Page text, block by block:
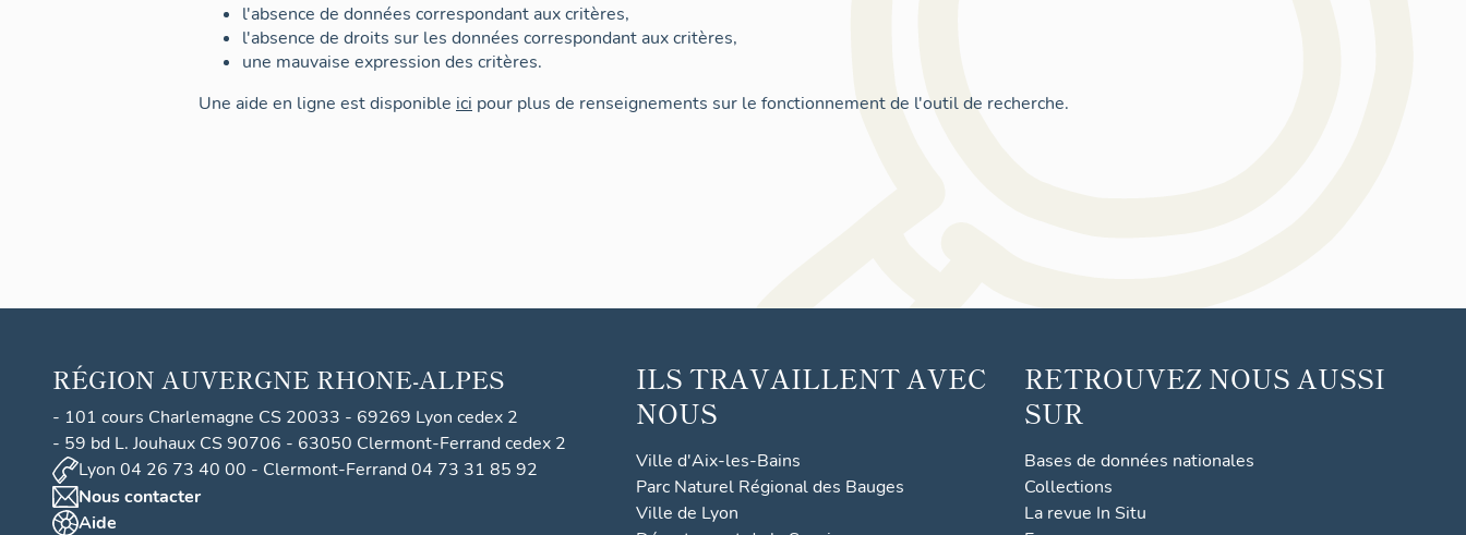
l'absence de données correspondant aux critères,
l'absence de droits sur les données correspondant aux critères,
une mauvaise expression des critères.
Une aide en ligne est disponible ici pour plus de renseignements sur le fonctionnement de l'outil de recherche.
RÉGION AUVERGNE RHONE-ALPES
- 101 cours Charlemagne CS 20033 - 69269 Lyon cedex 2
- 59 bd L. Jouhaux CS 90706 - 63050 Clermont-Ferrand cedex 2
Lyon 04 26 73 40 00 - Clermont-Ferrand 04 73 31 85 92
Nous contacter
Aide
ILS TRAVAILLENT AVEC
NOUS
Ville d'Aix-les-Bains
Parc Naturel Régional des Bauges
Ville de Lyon
RETROUVEZ NOUS AUSSI
SUR
Bases de données nationales
Collections
La revue In Situ